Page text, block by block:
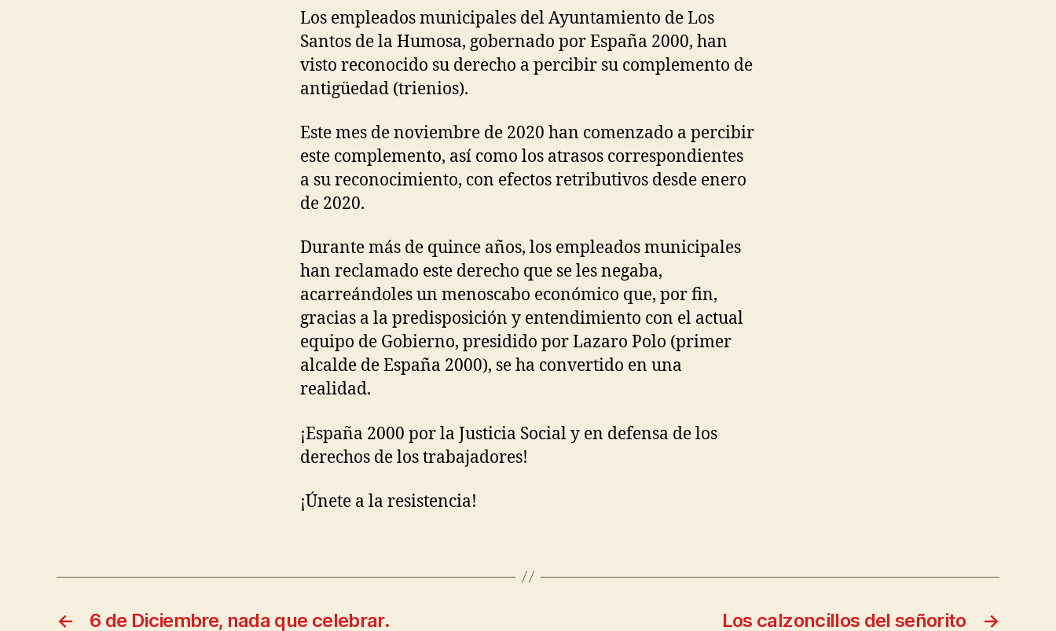
Los empleados municipales del Ayuntamiento de Los
Santos de la Humosa, gobernado por España 2000, han
visto reconocido su derecho a percibir su complemento de
antigüedad (trienios).
Este mes de noviembre de 2020 han comenzado a percibir
este complemento, así como los atrasos correspondientes
a su reconocimiento, con efectos retributivos desde enero
de 2020.
Durante más de quince años, los empleados municipales
han reclamado este derecho que se les negaba,
acarreándoles un menoscabo económico que, por fin,
gracias a la predisposición y entendimiento con el actual
equipo de Gobierno, presidido por Lazaro Polo (primer
alcalde de España 2000), se ha convertido en una
realidad.
¡España 2000 por la Justicia Social y en defensa de los
derechos de los trabajadores!
¡Únete a la resistencia!
← 6 de Diciembre, nada que celebrar. →
Los calzoncillos del señorito